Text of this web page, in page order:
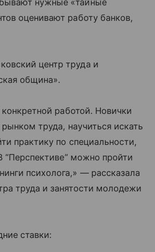
нужные «тайные
оценивают работу банков,
центр труда и
община».
работой. Новички
труда, научиться искать
практику по специальности,
“Перспективе” можно пройти
психолога,» — рассказала
труда и занятости молодежи
ставки: